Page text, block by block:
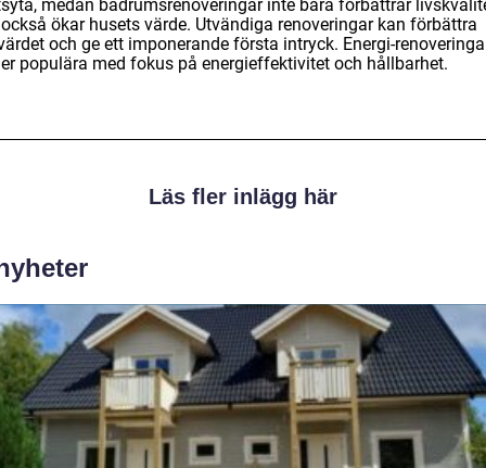
medan badrumsrenoveringar inte bara förbättrar
ökar husets värde. Utvändiga renoveringar kan förbättra
och ge ett imponerande första intryck. Energi-
populära med fokus på energieffektivitet och hållbarhet.
Läs fler inlägg här